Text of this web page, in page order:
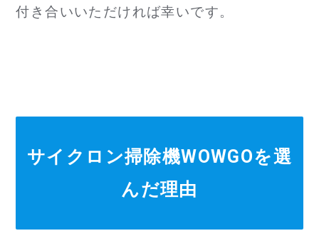
付き合いいただければ幸いです。
サイクロン掃除機WOWGOを選
んだ理由